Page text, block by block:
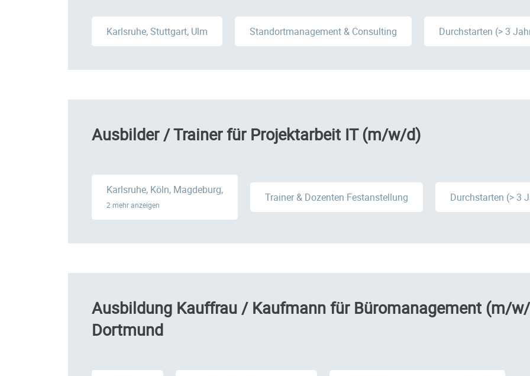
Karlsruhe, Stuttgart, Ulm Standortmanagement & Consulting Durchstarten (> 3
Ausbilder / Trainer für Projektarbeit IT (m/w/d)
Karlsruhe, Köln, Magdeburg,
2 mehr anzeigen
Trainer & Dozenten Festanstellung Durchstarten (> 3
Ausbildung Kauffrau / Kaufmann für Büromanagement (m/
Dortmund